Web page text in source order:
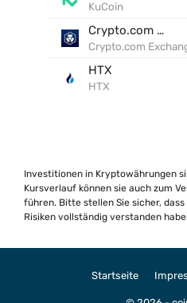
KuCoin
Crypto.com Exchange
Crypto.com
HTX
HTX
Investitionen in Kryptowährungen
Kursverlauf können sie auch zum
führen. Bitte stellen Sie sicher,
Risiken vollständig verstanden
Startseite